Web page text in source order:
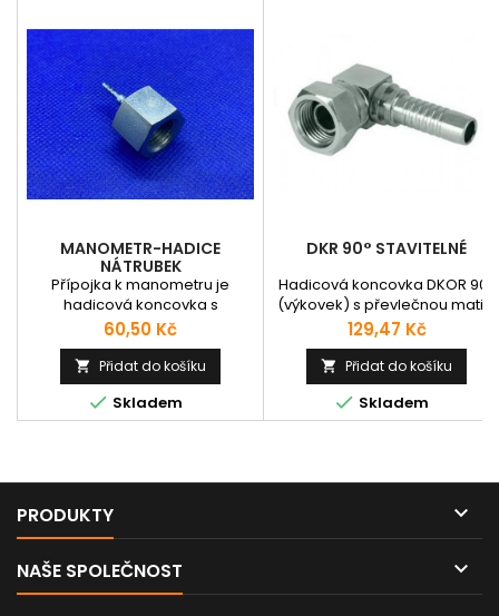
MANOMETR-HADICE
NÁTRUBEK
Přípojka k manometru je
hadicová koncovka s
převlečnou maticí a BSP ("G")
závitem sloužící ke spojení
manometrické hadice a
manometru. Nátrubky pro obě
strany manometrických hadic.
Například: M16x2 pro SMK
Cena
60,50 Kč
 Přidat do košíku
 Skladem
DKR 90° STAVITELNÉ
Hadicová koncovka DKOR 90°
(výkovek) s převlečnou maticí
se závitem BSP a těsnícím
kuželem 60° a s "O" kroužkem v
těsnícím kuželu - BS5200.
Vhodná pro hadice: 1SN, 2SN,
1K, 2K, 1SC, 2SC, 1TE, 2TE, 3TE,
EQUATOR, SHIELDMASTER,
ASTRO, HARVESTER, PILOT,
ETERNITY.Katalogové číslo:
Cena
129,47 Kč
 Přidat do košíku
 Skladem
PRODUKTY 
NAŠE SPOLEČNOST 